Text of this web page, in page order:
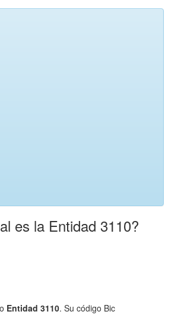
es la Entidad 3110?
Entidad 3110. Su código Bic